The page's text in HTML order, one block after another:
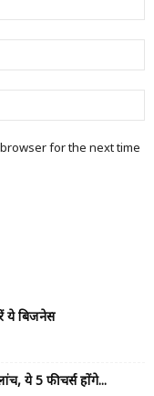
for the next time
ये बिजनेस
ये 5 फीचर्स होंगे...